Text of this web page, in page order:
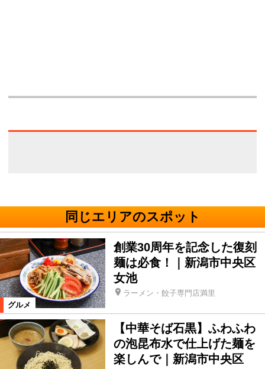
同じエリアのスポット
グルメ
創業30周年を記念した復刻
麺は必食！｜新潟市中央区
女池
ラーメン・餃子専門店満里
【中華そば石黒】ふわふわ
の泡昆布水で仕上げた麺を
楽しんで｜新潟市中央区